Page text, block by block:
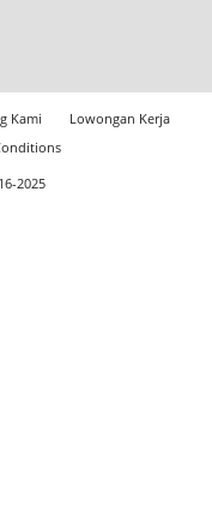
Kami
Lowongan Kerja
2025